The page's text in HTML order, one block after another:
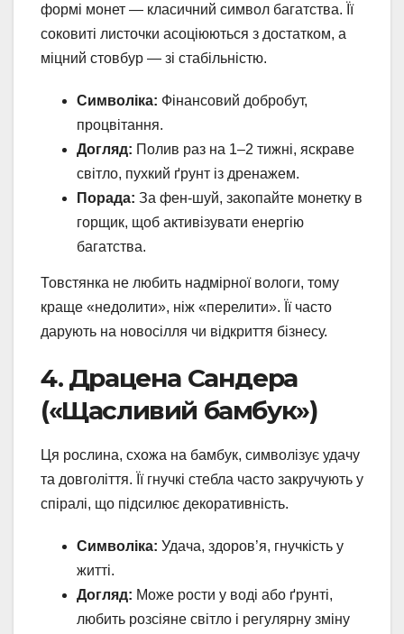
формі монет — класичний символ багатства. Її
соковиті листочки асоціюються з достатком, а
міцний стовбур — зі стабільністю.
Символіка: Фінансовий добробут,
процвітання.
Догляд: Полив раз на 1–2 тижні, яскраве
світло, пухкий ґрунт із дренажем.
Порада: За фен-шуй, закопайте монетку в
горщик, щоб активізувати енергію
багатства.
Товстянка не любить надмірної вологи, тому
краще «недолити», ніж «перелити». Її часто
дарують на новосілля чи відкриття бізнесу.
4. Драцена Сандера
(«Щасливий бамбук»)
Ця рослина, схожа на бамбук, символізує удачу
та довголіття. Її гнучкі стебла часто закручують у
спіралі, що підсилює декоративність.
Символіка: Удача, здоров’я, гнучкість у
житті.
Догляд: Може рости у воді або ґрунті,
любить розсіяне світло і регулярну зміну